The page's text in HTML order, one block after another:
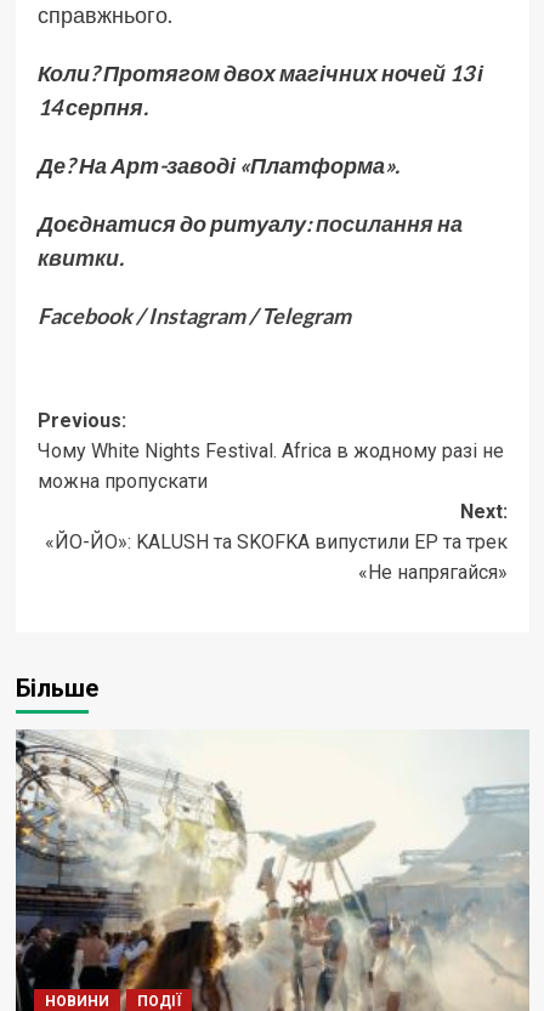
справжнього.
Коли?Протягомдвох магічних ночей 13 і
14 серпня.
Де? НаАрт-заводі«Платформа».
Доєднатися до ритуалу:посиланняна
квитки.
Facebook/Instagram/Telegram
Post
navigation
Previous:
Чому White Nights Festival. Africa в жодному разі не
можна пропускати
Next:
«ЙО-ЙО»: KALUSH та SKOFKA випустили EР та трек
«Не напрягайся»
Більше
НОВИНИ ПОДІЇ